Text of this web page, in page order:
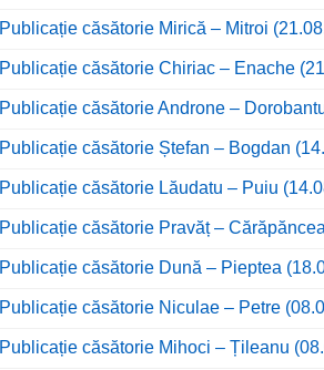
Publicație căsătorie Mirică – Mitroi
Publicație căsătorie Chiriac – Enache
Publicație căsătorie Androne –
Publicație căsătorie Ștefan – Bogdan
Publicație căsătorie Lăudatu – Puiu
Publicație căsătorie Pravăț –
Publicație căsătorie Dună – Pieptea
Publicație căsătorie Niculae – Petre
Publicație căsătorie Mihoci – Țileanu